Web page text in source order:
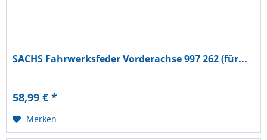
SACHS Fahrwerksfeder Vorderachse 997 262 (für...
58,99 € *
Merken